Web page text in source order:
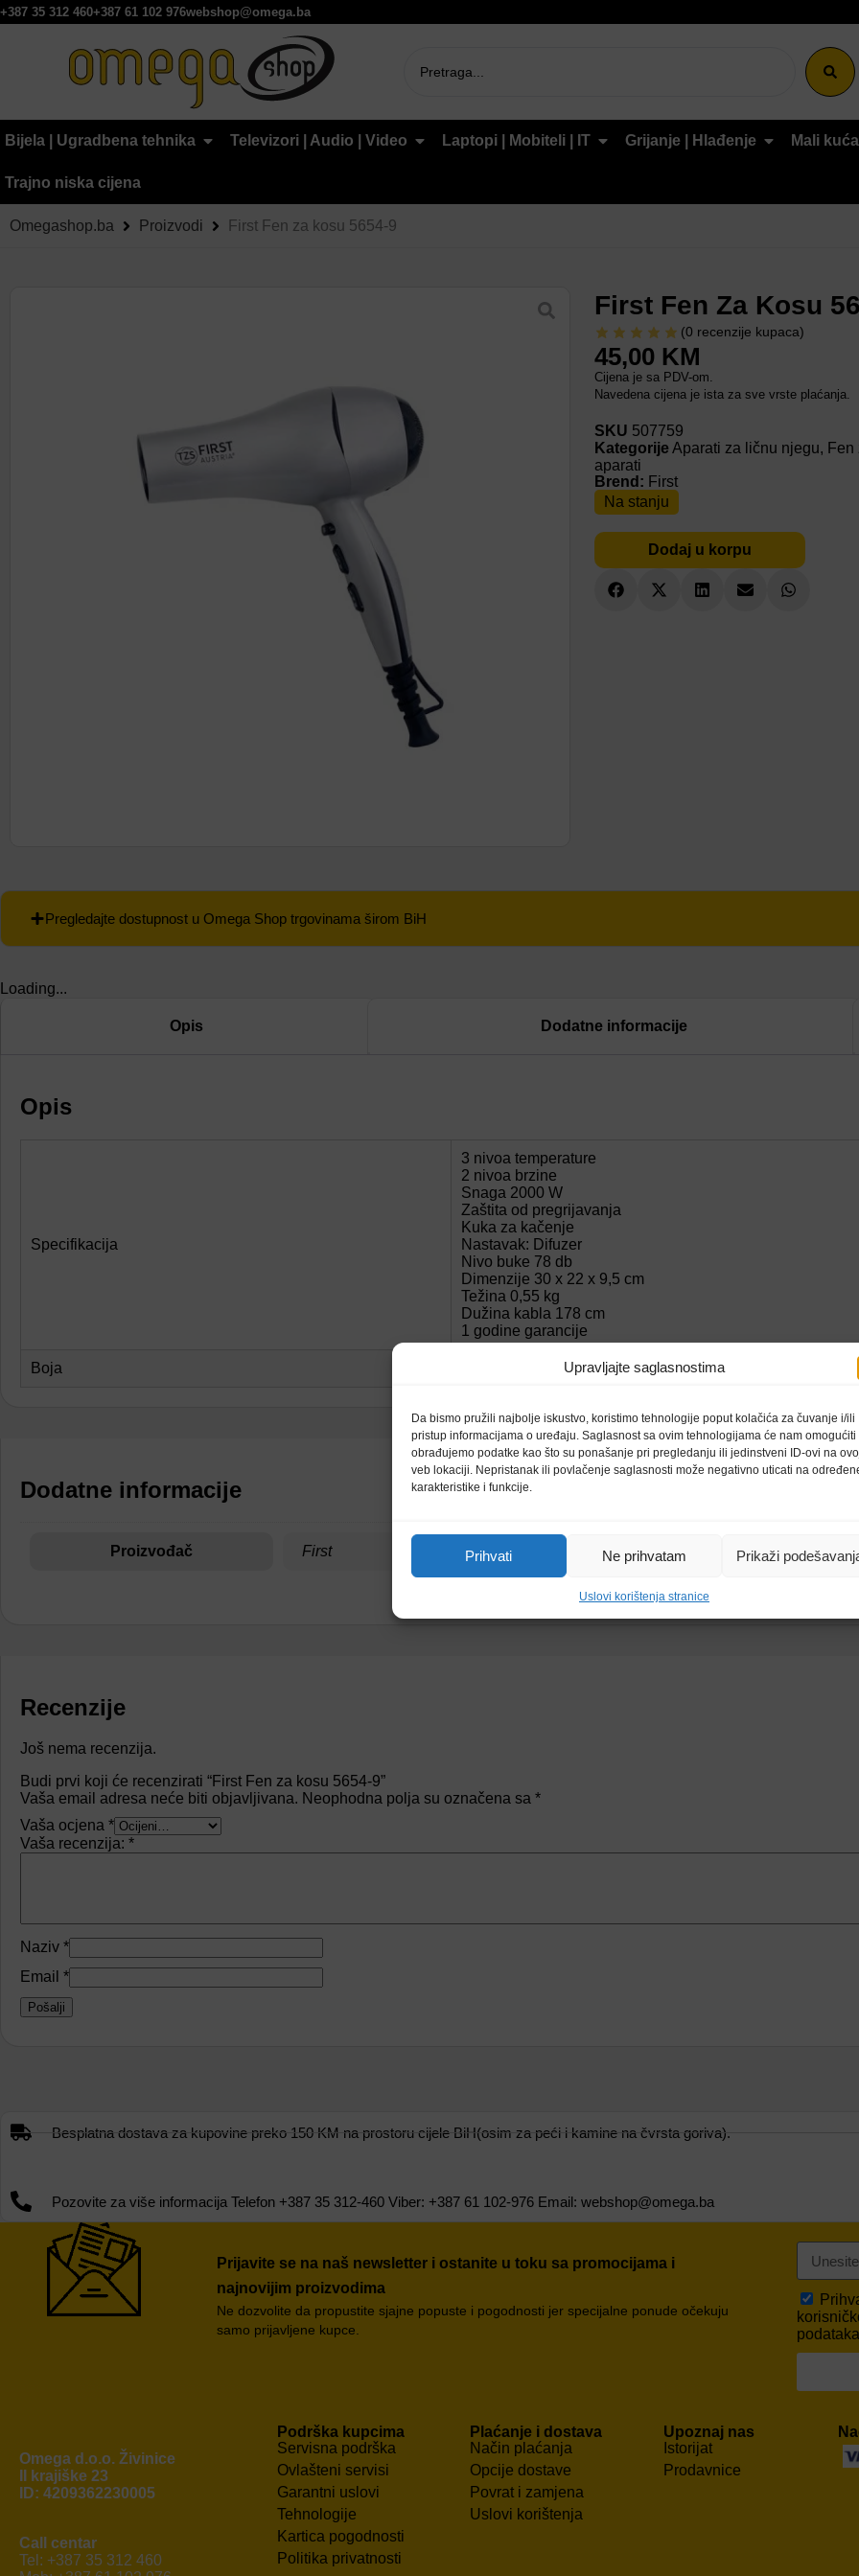
Upravljajte saglasnostima
Da bismo pružili najbolje iskustvo, koristimo tehnologije poput kolačića za čuvanje i/ili
pristup informacijama o uređaju. Saglasnost sa ovim tehnologijama će nam omogućiti
obrađujemo podatke kao što su ponašanje pri pregledanju ili jedinstveni ID-ovi na
veb lokaciji. Nepristanak ili povlačenje saglasnosti može negativno uticati na
karakteristike i funkcije.
Prihvati Ne prihvatam Prikaži
Uslovi korištenja stranice
+387 35 312 460+387 61 102 976webshop@omega.ba
Bijela | Ugradbena tehnika Televizori | Audio | Video Laptopi | Mobiteli | IT Grijanje | Hlađenje Mali
Trajno niska cijena
Omegashop.ba Proizvodi First Fen za kosu 5654-9
First Fen Za Kosu
(0 recenzije kupaca)
45,00 KM
Cijena je sa PDV-om.
Navedena cijena je ista za sve vrste plaćanja.
SKU 507759
Kategorije Aparati za ličnu njegu, Fen
aparati
Brend: First
Na stanju
Dodaj u korpu
Pregledajte dostupnost u Omega Shop trgovinama širom BiH
Loading...
Opis Dodatne informacije
Opis
Specifikacija
3 nivoa temperature
2 nivoa brzine
Snaga 2000 W
Zaštita od pregrijavanja
Kuka za kačenje
Nastavak: Difuzer
Nivo buke 78 db
Dimenzije 30 x 22 x 9,5 cm
Težina 0,55 kg
Dužina kabla 178 cm
1 godine garancije
Boja
Dodatne informacije
Proizvođač First
Recenzije
Još nema recenzija.
Budi prvi koji će recenzirati “First Fen za kosu 5654-9”
Vaša email adresa neće biti objavljivana. Neophodna polja su označena sa *
Vaša ocjena *
Vaša recenzija: *
Naziv *
Email *
Besplatna dostava za kupovine preko 150 KM na prostoru cijele BiH(osim za peći i kamine na čvrsta goriva).
Pozovite za više informacija Telefon +387 35 312-460 Viber: +387 61 102-976 Email: webshop@omega.ba
Prijavite se na naš newsletter i ostanite u toku sa promocijama i
najnovijim proizvodima
Ne dozvolite da propustite sjajne popuste i pogodnosti jer specijalne ponude očekuju
samo prijavljene kupce.
Omega d.o.o. Živinice
II krajiške 23
ID: 4209362230005
Call centar
Tel: +387 35 312 460
Podrška kupcima
Servisna podrška
Ovlašteni servisi
Garantni uslovi
Tehnologije
Kartica pogodnosti
Politika privatnosti
Plaćanje i dostava
Način plaćanja
Opcije dostave
Povrat i zamjena
Uslovi korištenja
Upoznaj nas
Istorijat
Prodavnice